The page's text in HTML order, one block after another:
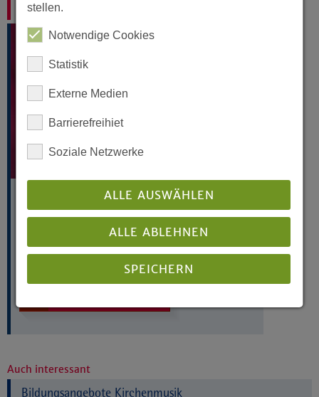
Harald Sieger
Landeskirchenmusikdirektor
Landeskirchenamt
Altstädter Kirchplatz 5
33602 Bielefeld
0521 594-293
Auch interessant
Bildungsangebote Kirchenmusik
stellen.
Notwendige Cookies
Statistik
Externe Medien
Barrierefreihiet
Soziale Netzwerke
ALLE AUSWÄHLEN
ALLE ABLEHNEN
SPEICHERN